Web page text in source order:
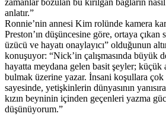
anlatır.”
Ronnie’nin annesi Kim rolünde kamera
Preston’ın düşüncesine göre, ortaya çıkan
üzücü ve hayatı onaylayıcı” olduğunun
konuşuyor: “Nick’in çalışmasında büyük
hayatta meydana gelen basit şeyler;
bulmak üzerine yazar. İnsani koşullara çok
sayesinde, yetişkinlerin dünyasının
kızın beyninin içinden geçenleri yazma
düşünüyorum.”